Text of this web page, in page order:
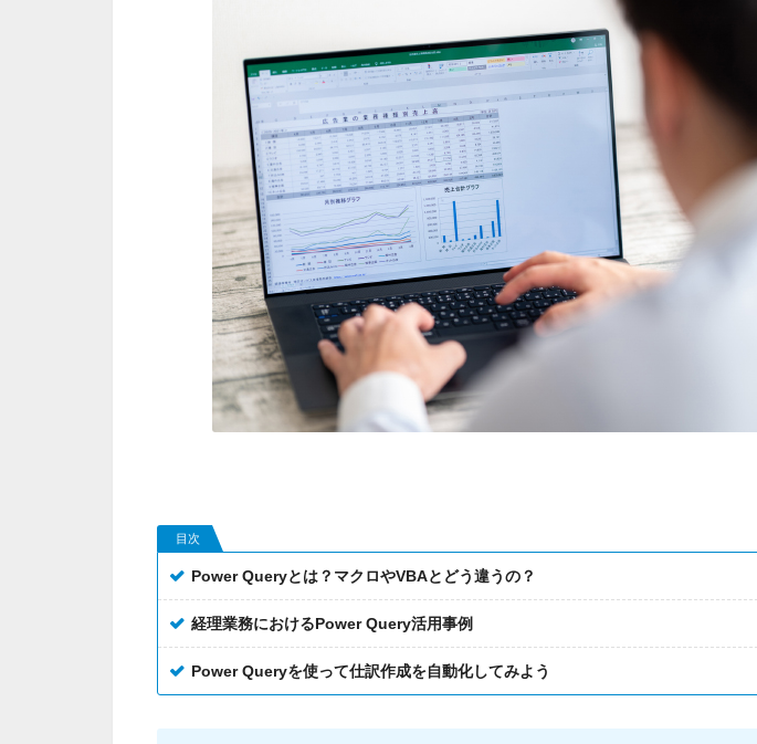
目次
Power Queryとは？マクロやVBAとどう違うの？
経理業務におけるPower Query活用事例
Power Queryを使って仕訳作成を自動化してみよう